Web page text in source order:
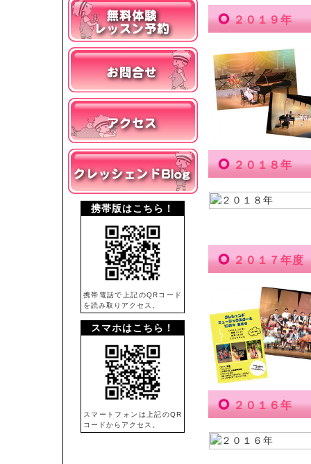
携帯版はこちら！
携帯電話で上記のQRコード
を読み取りアクセス。
スマホはこちら！
スマートフォンは上記のQR
コードからアクセス。
２０１９年
２０１８年
２０１７年度
２０１６年